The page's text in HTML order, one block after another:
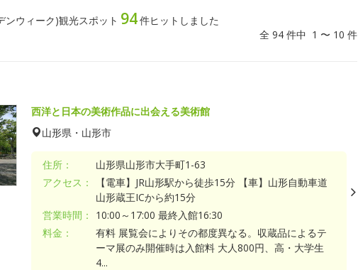
ンウィーク)観光スポット 94件ヒットしました
全 94 件中 1 〜 10 件
西洋と日本の美術作品に出会える美術館
山形県・山形市
住所：
山形県山形市大手町1-63
アクセス：
【電車】JR山形駅から徒歩15分 【車】山形自動車道
山形蔵王ICから約15分
営業時間：
10:00～17:00 最終入館16:30
料金：
有料 展覧会によりその都度異なる。収蔵品によるテ
ーマ展のみ開催時は入館料 大人800円、高・大学生
4...